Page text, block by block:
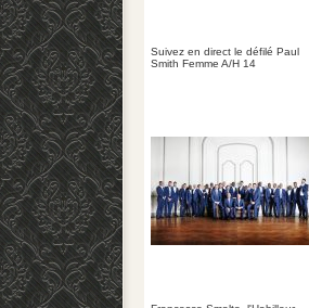
Suivez en direct le défilé Paul
Smith Femme A/H 14